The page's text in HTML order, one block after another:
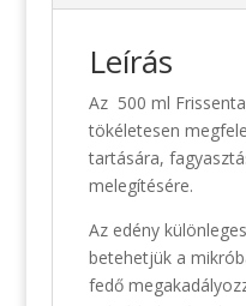
Leírás
Az 500 ml
tökéletesen
tartására,
melegítésére.
Az edény
betehetjük a
fedő